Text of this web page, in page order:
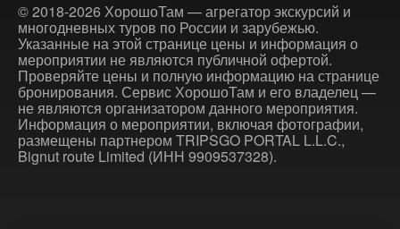
© 2018-2026 ХорошоТам — агрегатор экскурсий и
многодневных туров по России и зарубежью.
Указанные на этой странице цены и информация о
мероприятии не являются публичной офертой.
Проверяйте цены и полную информацию на странице
бронирования. Сервис ХорошоТам и его владелец —
не являются организатором данного мероприятия.
Информация о мероприятии, включая фотографии,
размещены партнером TRIPSGO PORTAL L.L.C.,
Bignut route Limited (ИНН 9909537328).